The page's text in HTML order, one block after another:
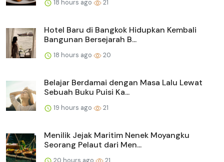
18 hours ago 21
Hotel Baru di Bangkok Hidupkan Kembali
Bangunan Bersejarah B...
18 hours ago 20
Belajar Berdamai dengan Masa Lalu Lewat
Sebuah Buku Puisi Ka...
19 hours ago 21
Menilik Jejak Maritim Nenek Moyangku
Seorang Pelaut dari Men...
20 hours ago 21